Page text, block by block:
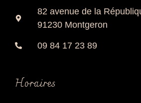
82 avenue de la
91230 Montgeron
09 84 17 23 89
Horaires